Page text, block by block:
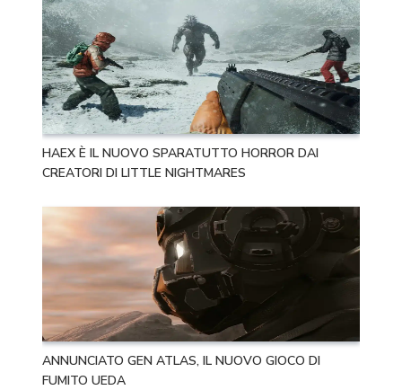
HAEX È IL NUOVO SPARATUTTO HORROR DAI
CREATORI DI LITTLE NIGHTMARES
ANNUNCIATO GEN ATLAS, IL NUOVO GIOCO DI
FUMITO UEDA